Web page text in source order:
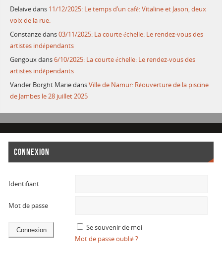
Delaivedans 11/12/2025: Le temps d’un café: Vitaline et Jason, deux
voix de la rue.
Constanzedans03/11/2025: La courte échelle: Le rendez-vous des
artistes indépendants
Gengouxdans6/10/2025: La courte échelle: Le rendez-vous des
artistes indépendants
Vander Borght MariedansVille de Namur: Réouverture de la piscine
de Jambes le 28 juillet 2025
CONNEXION
Identifiant
Mot de passe
Se souvenir de moi
Mot de passe oublié ?